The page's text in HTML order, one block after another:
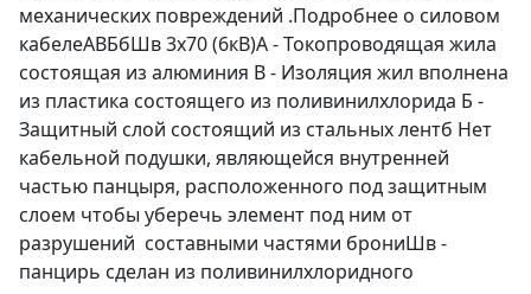
механических повреждений .Подробнее о силовом
кабелеАВБбШв 3х70 (6кВ)А - Токопроводящая жила
состоящая из алюминия В - Изоляция жил вполнена
из пластика состоящего из поливинилхлорида Б -
Защитный слой состоящий из стальных лентб Нет
кабельной подушки, являющейся внутренней
частью панцыря, расположенного под защитным
слоем чтобы уберечь элемент под ним от
разрушений составными частями брониШв -
панцирь сделан из поливинилхлоридного